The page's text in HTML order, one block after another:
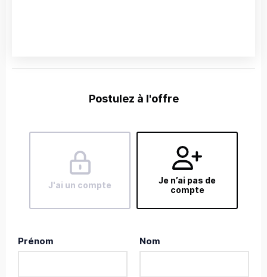
Postulez à l'offre
J'ai un compte
Je n’ai pas de
compte
Prénom Nom